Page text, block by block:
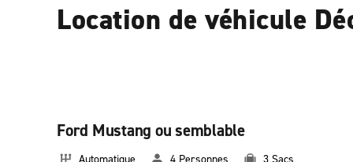
Location de véhicule
Ford Mustang ou semblable
Automatique 4 Personnes 3 Sacs